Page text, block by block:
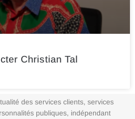
Christian Tal
des services clients, services
publiques, indépendant